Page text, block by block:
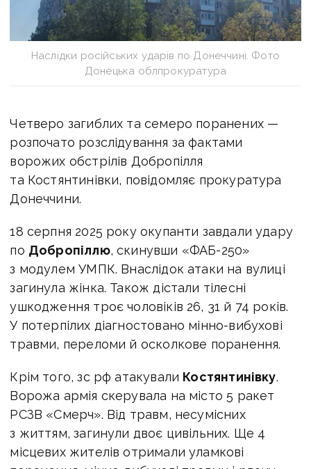
Наслідки російських ударів по Донеччині. Фото
Донецька облпрокуратура
Четверо загиблих та семеро поранених —
розпочато розслідування за фактами
ворожих обстрілів Добропілля
та Костянтинівки, повідомляє прокуратура
Донеччини.
18 серпня 2025 року окупанти завдали удару
по Добропіллю, скинувши «ФАБ-250»
з модулем УМПК. Внаслідок атаки на вулиці
загинула жінка. Також дістали тілесні
ушкодження троє чоловіків 26, 31 й 74 років.
У потерпілих діагностовано мінно-вибухові
травми, переломи й осколкове поранення.
Крім того, зс рф атакували Костянтинівку.
Ворожа армія скерувала на місто 5 ракет
РСЗВ «Смерч». Від травм, несумісних
з життям, загинули двоє цивільних. Ще 4
місцевих жителів отримали уламкові